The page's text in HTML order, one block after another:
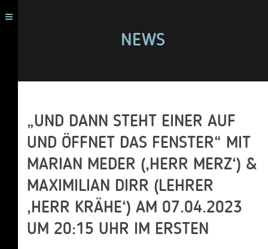
NEWS
„UND DANN STEHT EINER AUF
UND ÖFFNET DAS FENSTER“ MIT
MARIAN MEDER (‚HERR MERZ‘) &
MAXIMILIAN DIRR (LEHRER
‚HERR KRÄHE‘) AM 07.04.2023
UM 20:15 UHR IM ERSTEN